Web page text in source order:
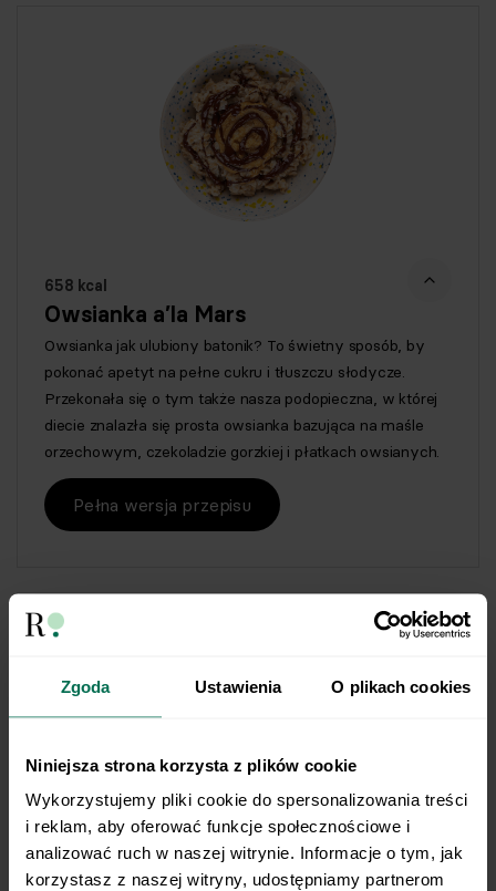
Zgoda Ustawienia O plikach cookies
Niniejsza strona korzysta z plików cookie
Wykorzystujemy pliki cookie do spersonalizowania treści
i reklam, aby oferować funkcje społecznościowe i
analizować ruch w naszej witrynie. Informacje o tym, jak
korzystasz z naszej witryny, udostępniamy partnerom
658 kcal
Owsianka a’la Mars
Owsianka jak ulubiony batonik? To świetny sposób, by
pokonać apetyt na pełne cukru i tłuszczu słodycze.
Przekonała się o tym także nasza podopieczna, w której
diecie znalazła się prosta owsianka bazująca na maśle
orzechowym, czekoladzie gorzkiej i płatkach owsianych.
Pełna wersja przepisu
405 kcal